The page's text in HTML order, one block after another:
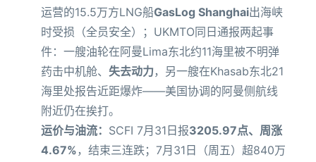
运营的15.5万方LNG船GasLog Shanghai出海峡
时受损（全员安全）；UKMTO同日通报两起事
件：一艘油轮在阿曼Lima东北约11海里被不明弹
药击中机舱、 失去动力 ，另一艘在Khasab东北21
海里处报告近距爆炸——美国协调的阿曼侧航线
附近仍在挨打。
运价与油流： SCFI 7月31日报3205.97点、周涨
4.67% ，结束三连跌；7月31日（周五）超840万